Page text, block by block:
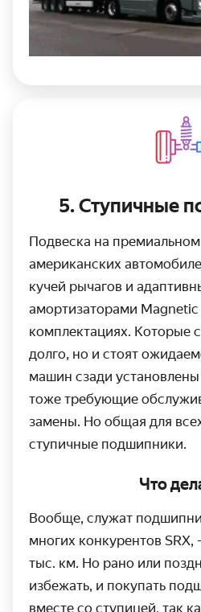
5. Ступичные
Подвеска на
американских
кучей рычагов и
амортизаторами Magnetic
комплектациях. Которые
долго, но и стоят
машин сзади
тоже требующие
замены. Но общая для
ступичные подшипники.
Что
Вообще, служат
многих конкурентов
тыс. км. Но рано или
избежать, и покупать
вместе со ступицей, так